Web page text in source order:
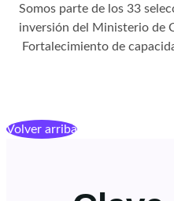
Somos parte de los 33
inversión del Ministerio de
Fortalecimiento de
Volver arriba